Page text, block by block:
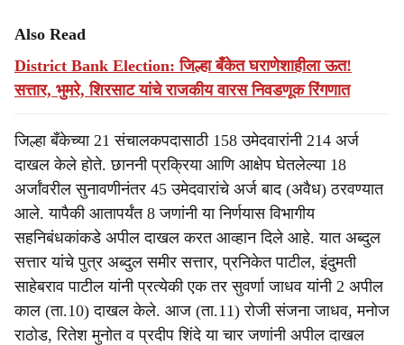
Also Read
District Bank Election: जिल्हा बँकेत घराणेशाहीला ऊत!
सत्तार, भुमरे, शिरसाट यांचे राजकीय वारस निवडणूक रिंगणात
जिल्हा बँकेच्या 21 संचालकपदासाठी 158 उमेदवारांनी 214 अर्ज
दाखल केले होते. छाननी प्रक्रिया आणि आक्षेप घेतलेल्या 18
अर्जांवरील सुनावणीनंतर 45 उमेदवारांचे अर्ज बाद (अवैध) ठरवण्यात
आले. यापैकी आतापर्यंत 8 जणांनी या निर्णयास विभागीय
सहनिबंधकांकडे अपील दाखल करत आव्हान दिले आहे. यात अब्दुल
सत्तार यांचे पुत्र अब्दुल समीर सत्तार, प्रनिकेत पाटील, इंदुमती
साहेबराव पाटील यांनी प्रत्येकी एक तर सुवर्णा जाधव यांनी 2 अपील
काल (ता.10) दाखल केले. आज (ता.11) रोजी संजना जाधव, मनोज
राठोड, रितेश मुनोत व प्रदीप शिंदे या चार जणांनी अपील दाखल